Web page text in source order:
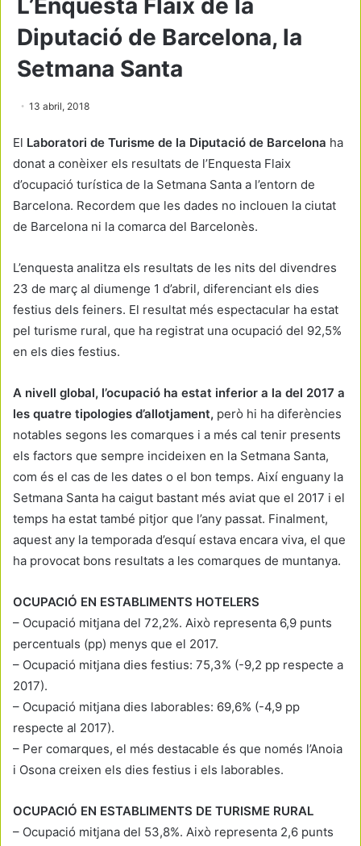
L’Enquesta Flaix de la
Diputació de Barcelona, la
Setmana Santa
13 abril, 2018
El Laboratori de Turisme de la Diputació de Barcelona ha
donat a conèixer els resultats de l’Enquesta Flaix
d’ocupació turística de la Setmana Santa a l’entorn de
Barcelona. Recordem que les dades no inclouen la ciutat
de Barcelona ni la comarca del Barcelonès.
L’enquesta analitza els resultats de les nits del divendres
23 de març al diumenge 1 d’abril, diferenciant els dies
festius dels feiners. El resultat més espectacular ha estat
pel turisme rural, que ha registrat una ocupació del 92,5%
en els dies festius.
A nivell global, l’ocupació ha estat inferior a la del 2017 a
les quatre tipologies d’allotjament, però hi ha diferències
notables segons les comarques i a més cal tenir presents
els factors que sempre incideixen en la Setmana Santa,
com és el cas de les dates o el bon temps. Així enguany la
Setmana Santa ha caigut bastant més aviat que el 2017 i el
temps ha estat també pitjor que l’any passat. Finalment,
aquest any la temporada d’esquí estava encara viva, el que
ha provocat bons resultats a les comarques de muntanya.
OCUPACIÓ EN ESTABLIMENTS HOTELERS
– Ocupació mitjana del 72,2%. Això representa 6,9 punts
percentuals (pp) menys que el 2017.
– Ocupació mitjana dies festius: 75,3% (-9,2 pp respecte a
2017).
– Ocupació mitjana dies laborables: 69,6% (-4,9 pp
respecte al 2017).
– Per comarques, el més destacable és que només l’Anoia
i Osona creixen els dies festius i els laborables.
OCUPACIÓ EN ESTABLIMENTS DE TURISME RURAL
– Ocupació mitjana del 53,8%. Això representa 2,6 punts